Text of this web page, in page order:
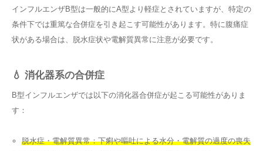
インフルエンザB型は一般的にA型より軽症とされていますが、特定の
条件下では重篤な合併症を引き起こす可能性があります。特に腹痛症
状がある場合は、脱水症状や電解質異常に注意が必要です。
💧 消化器系の合併症
B型インフルエンザでは以下の消化器合併症が起こる可能性がありま
す：
脱水症・電解質異常：下痢や嘔吐による水分・電解質の過度の喪失